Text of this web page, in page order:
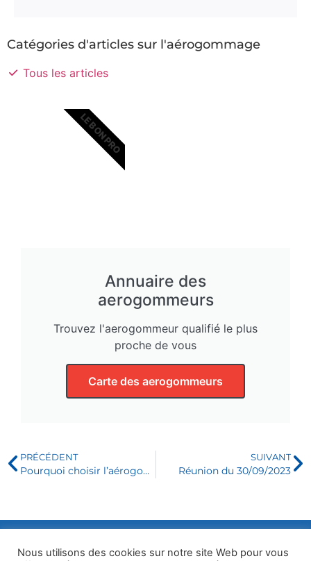
Catégories d'articles sur l'aérogommage
Tous les articles
Annuaire des
aerogommeurs
Trouvez l'aerogommeur qualifié le plus
proche de vous
Carte des aerogommeurs
LE BON PRO
PRÉCÉDENT
Pourquoi choisir l’aérogommage pour décaper un meuble vernis ?
SUIVANT
Réunion du 30/09/2023
Nous utilisons des cookies sur notre site Web pour vous